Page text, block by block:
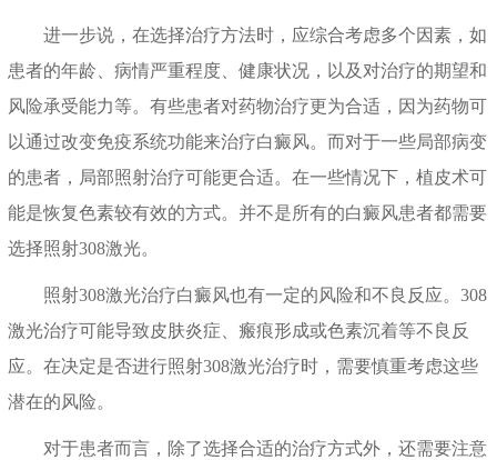
进一步说，在选择治疗方法时，应综合考虑多个因素，如
患者的年龄、病情严重程度、健康状况，以及对治疗的期望和
风险承受能力等。有些患者对药物治疗更为合适，因为药物可
以通过改变免疫系统功能来治疗白癜风。而对于一些局部病变
的患者，局部照射治疗可能更合适。在一些情况下，植皮术可
能是恢复色素较有效的方式。并不是所有的白癜风患者都需要
选择照射308激光。
照射308激光治疗白癜风也有一定的风险和不良反应。308
激光治疗可能导致皮肤炎症、瘢痕形成或色素沉着等不良反
应。在决定是否进行照射308激光治疗时，需要慎重考虑这些
潜在的风险。
对于患者而言，除了选择合适的治疗方式外，还需要注意